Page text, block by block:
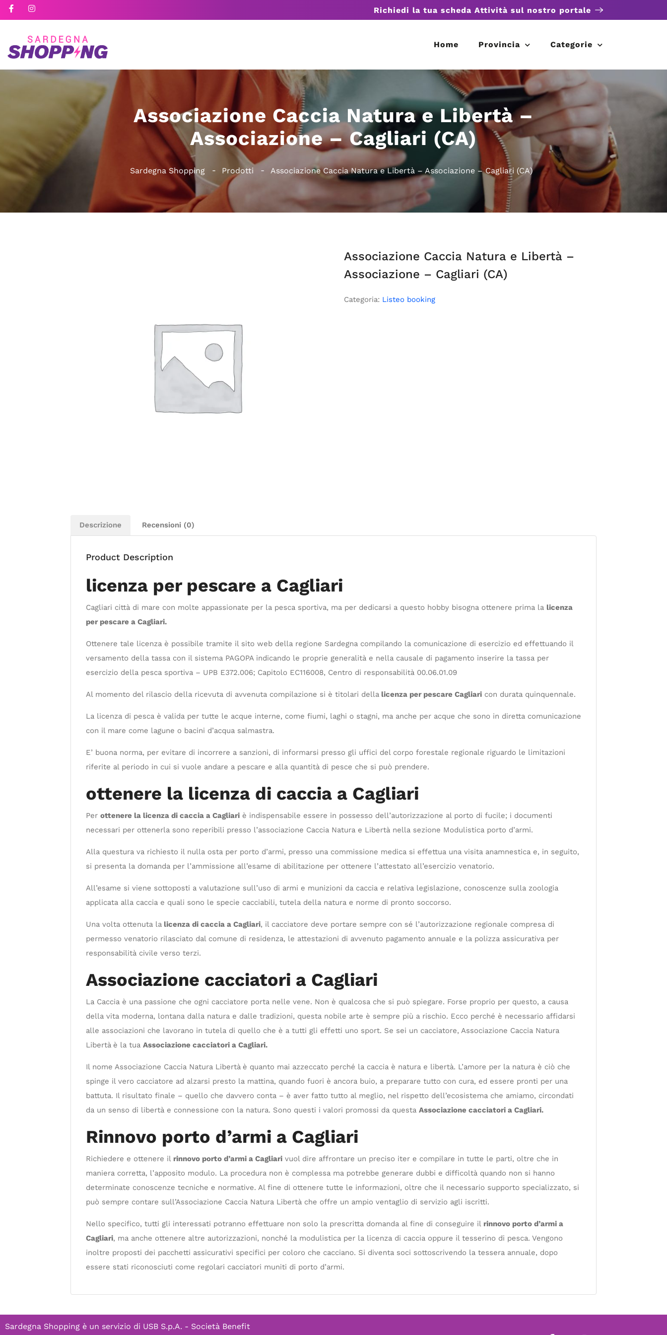
Richiedi la tua scheda Attività sul nostro portale
Home Provincia Categorie
Associazione Caccia Natura e Libertà –
Associazione – Cagliari (CA)
Sardegna Shopping Prodotti Associazione Caccia Natura e Libertà – Associazione – Cagliari (CA)
Associazione Caccia Natura e Libertà –
Associazione – Cagliari (CA)
Categoria: Listeo booking
Descrizione Recensioni (0)
Product Description
licenza per pescare a Cagliari
Cagliari città di mare con molte appassionate per la pesca sportiva, ma per dedicarsi a questo hobby bisogna ottenere prima la licenza
per pescare a Cagliari.
Ottenere tale licenza è possibile tramite il sito web della regione Sardegna compilando la comunicazione di esercizio ed effettuando il
versamento della tassa con il sistema PAGOPA indicando le proprie generalità e nella causale di pagamento inserire la tassa per
esercizio della pesca sportiva – UPB E372.006; Capitolo EC116008, Centro di responsabilità 00.06.01.09
Al momento del rilascio della ricevuta di avvenuta compilazione si è titolari della licenza per pescare Cagliari con durata quinquennale.
La licenza di pesca è valida per tutte le acque interne, come fiumi, laghi o stagni, ma anche per acque che sono in diretta comunicazione
con il mare come lagune o bacini d’acqua salmastra.
E’ buona norma, per evitare di incorrere a sanzioni, di informarsi presso gli uffici del corpo forestale regionale riguardo le limitazioni
riferite al periodo in cui si vuole andare a pescare e alla quantità di pesce che si può prendere.
ottenere la licenza di caccia a Cagliari
Per ottenere la licenza di caccia a Cagliari è indispensabile essere in possesso dell’autorizzazione al porto di fucile; i documenti
necessari per ottenerla sono reperibili presso l’associazione Caccia Natura e Libertà nella sezione Modulistica porto d’armi.
Alla questura va richiesto il nulla osta per porto d’armi, presso una commissione medica si effettua una visita anamnestica e, in seguito,
si presenta la domanda per l’ammissione all’esame di abilitazione per ottenere l’attestato all’esercizio venatorio.
All’esame si viene sottoposti a valutazione sull’uso di armi e munizioni da caccia e relativa legislazione, conoscenze sulla zoologia
applicata alla caccia e quali sono le specie cacciabili, tutela della natura e norme di pronto soccorso.
Una volta ottenuta la licenza di caccia a Cagliari, il cacciatore deve portare sempre con sé l’autorizzazione regionale compresa di
permesso venatorio rilasciato dal comune di residenza, le attestazioni di avvenuto pagamento annuale e la polizza assicurativa per
responsabilità civile verso terzi.
Associazione cacciatori a Cagliari
La Caccia è una passione che ogni cacciatore porta nelle vene. Non è qualcosa che si può spiegare. Forse proprio per questo, a causa
della vita moderna, lontana dalla natura e dalle tradizioni, questa nobile arte è sempre più a rischio. Ecco perché è necessario affidarsi
alle associazioni che lavorano in tutela di quello che è a tutti gli effetti uno sport. Se sei un cacciatore, Associazione Caccia Natura
Libertà è la tua Associazione cacciatori a Cagliari.
Il nome Associazione Caccia Natura Libertà è quanto mai azzeccato perché la caccia è natura e libertà. L’amore per la natura è ciò che
spinge il vero cacciatore ad alzarsi presto la mattina, quando fuori è ancora buio, a preparare tutto con cura, ed essere pronti per una
battuta. Il risultato finale – quello che davvero conta – è aver fatto tutto al meglio, nel rispetto dell’ecosistema che amiamo, circondati
da un senso di libertà e connessione con la natura. Sono questi i valori promossi da questa Associazione cacciatori a Cagliari.
Rinnovo porto d’armi a Cagliari
Richiedere e ottenere il rinnovo porto d’armi a Cagliari vuol dire affrontare un preciso iter e compilare in tutte le parti, oltre che in
maniera corretta, l’apposito modulo. La procedura non è complessa ma potrebbe generare dubbi e difficoltà quando non si hanno
determinate conoscenze tecniche e normative. Al fine di ottenere tutte le informazioni, oltre che il necessario supporto specializzato, si
può sempre contare sull’Associazione Caccia Natura Libertà che offre un ampio ventaglio di servizio agli iscritti.
Nello specifico, tutti gli interessati potranno effettuare non solo la prescritta domanda al fine di conseguire il rinnovo porto d’armi a
Cagliari, ma anche ottenere altre autorizzazioni, nonché la modulistica per la licenza di caccia oppure il tesserino di pesca. Vengono
inoltre proposti dei pacchetti assicurativi specifici per coloro che cacciano. Si diventa soci sottoscrivendo la tessera annuale, dopo
essere stati riconosciuti come regolari cacciatori muniti di porto d’armi.
Sardegna Shopping è un servizio di USB S.p.A. - Società Benefit